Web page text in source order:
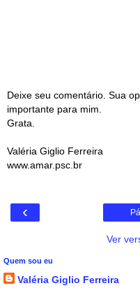
Deixe seu comentário. Sua
importante para mim.
Grata.
Valéria Giglio Ferreira
www.amar.psc.br
‹
Ver
Quem sou eu
Valéria Giglio Ferreira